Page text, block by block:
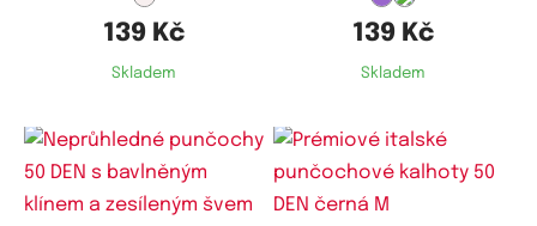
139 Kč
Skladem
139 Kč
Skladem